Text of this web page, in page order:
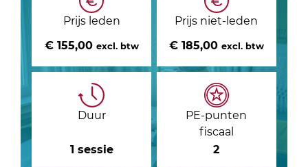
Prijs leden
€ 155,00 excl. btw
Prijs niet-leden
€ 185,00 excl. btw
Duur
1 sessie
PE-punten
fiscaal
2